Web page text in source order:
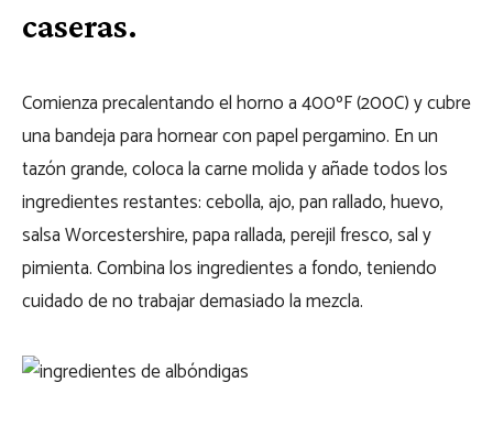
caseras.
Comienza precalentando el horno a 400ºF (200C) y cubre
una bandeja para hornear con papel pergamino. En un
tazón grande, coloca la carne molida y añade todos los
ingredientes restantes: cebolla, ajo, pan rallado, huevo,
salsa Worcestershire, papa rallada, perejil fresco, sal y
pimienta. Combina los ingredientes a fondo, teniendo
cuidado de no trabajar demasiado la mezcla.